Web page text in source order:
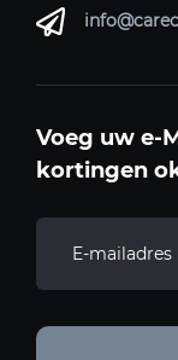
Voeg uw e-
kortingen